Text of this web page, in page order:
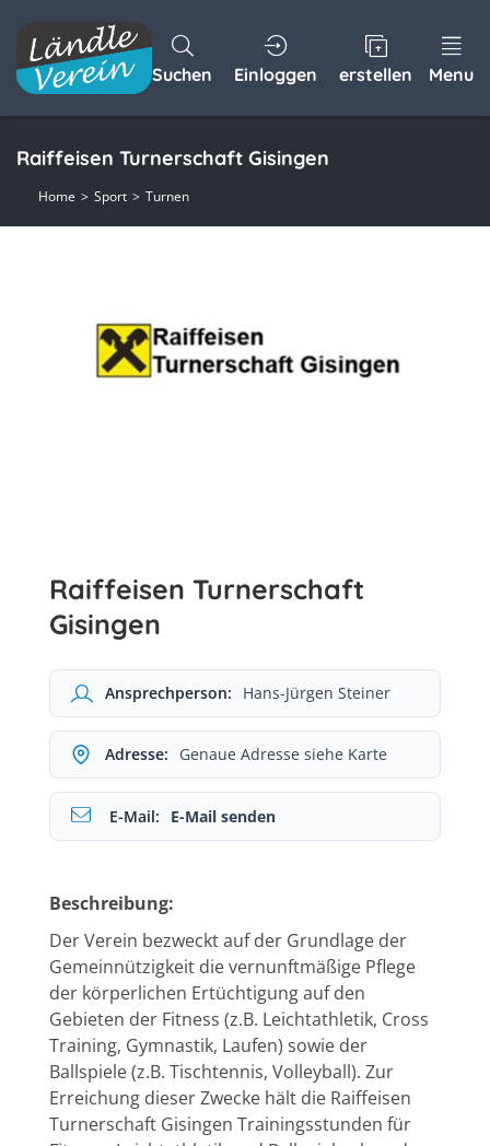
Suchen Einloggen erstellen Menu
Raiffeisen Turnerschaft Gisingen
Home Sport Turnen
Raiffeisen Turnerschaft
Gisingen
Ansprechperson: Hans-Jürgen Steiner
Adresse: Genaue Adresse siehe Karte
E-Mail: E-Mail senden
Beschreibung:
Der Verein bezweckt auf der Grundlage der
Gemeinnützigkeit die vernunftmäßige Pflege
der körperlichen Ertüchtigung auf den
Gebieten der Fitness (z.B. Leichtathletik, Cross
Training, Gymnastik, Laufen) sowie der
Ballspiele (z.B. Tischtennis, Volleyball). Zur
Erreichung dieser Zwecke hält die Raiffeisen
Turnerschaft Gisingen Trainingsstunden für